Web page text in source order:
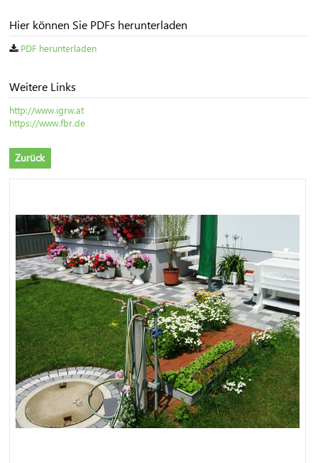
Hier können Sie PDFs herunterladen
PDF herunterladen
Weitere Links
http://www.igrw.at
https://www.fbr.de
Zurück